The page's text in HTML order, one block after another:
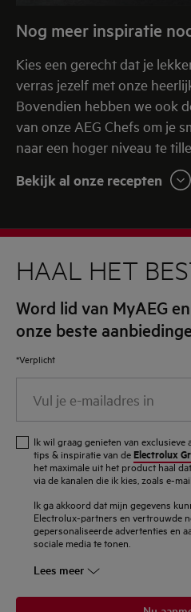
Nog meer inspiratie
Kies een gerecht dat je
verras jezelf met onze
Bovendien hebben we ook
van onze AEG Chefs om je
naar een hoger niveau te
Bekijk al onze recepten
HAAL HET
Word lid van MyAEG
onze beste
*Verplicht
mailadres
Ik wil graag genieten van exclusieve
tips & inspiratie van de Electrolux
het maximale uit het product haal
via de kanalen die ik kies, zoals e-
Ik ga akkoord dat mijn gegevens
Electrolux-partners en vertrouwde
gepersonaliseerde advertenties en
sociale media te tonen.
Lees meer